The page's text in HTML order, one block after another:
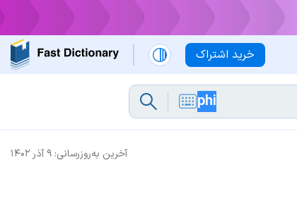
خرید اشتراک
آخرین به‌روزرسانی: ۹ آذر ۱۴۰۲